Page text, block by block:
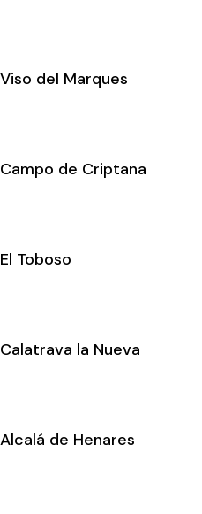
Viso del Marques
Campo de Criptana
El Toboso
Calatrava la Nueva
Alcalá de Henares